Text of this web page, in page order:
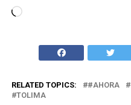
Cargando...
RELATED TOPICS: #AHORA
TOLIMA